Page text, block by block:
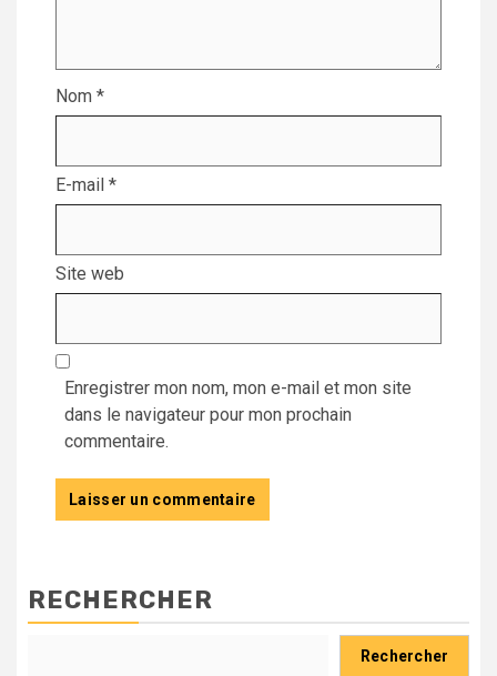
Nom *
E-mail *
Site web
Enregistrer mon nom, mon e-mail et mon site
dans le navigateur pour mon prochain
commentaire.
RECHERCHER
Rechercher